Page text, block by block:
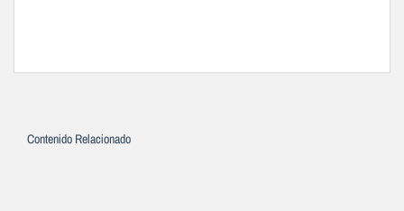
Contenido Relacionado